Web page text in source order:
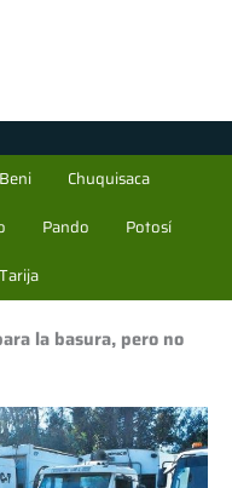
Beni
Chuquisaca
Pando
Potosí
Tarija
la basura, pero no